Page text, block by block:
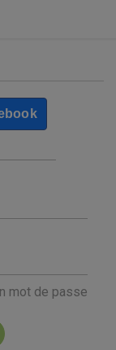
mot de passe